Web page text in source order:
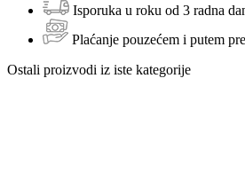
Isporuka u roku od 3 radna
Plaćanje pouzećem i putem
Ostali proizvodi iz iste kategorije